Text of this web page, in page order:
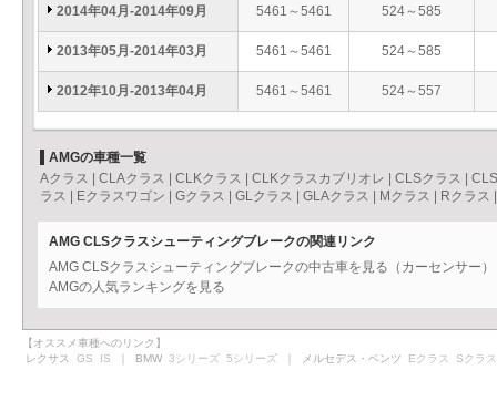
2014年04月-2014年09月 5461～5461 524～585
2013年05月-2014年03月 5461～5461 524～585
2012年10月-2013年04月 5461～5461 524～557
AMGの車種一覧
Aクラス
CLAクラス CLKクラス CLKクラスカブリオレ CLSクラス
ラス
Eクラスワゴン Gクラス GLクラス GLAクラス Mクラス Rクラス
AMG CLSクラスシューティングブレークの関連リンク
AMG CLSクラスシューティングブレークの中古車を見る（カーセンサー）
AMGの人気ランキングを見る
【オススメ車種へのリンク】
レクサス GS IS ｜ BMW 3シリーズ 5シリーズ ｜ メルセデス・ベンツ Eクラス Sクラス